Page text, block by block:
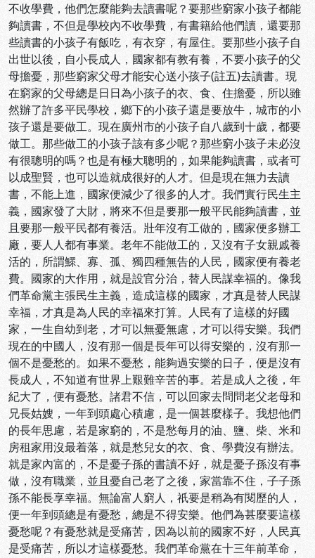
不收學費，他們怎麼能夠去讀書呢？要那些窮家小孩子都能
夠讀書，不但是學校內不收學費，有書籍給他們讀，還要那
些讀書的小孩子有飯吃，有衣穿，有屋住。要那些小孩子自
出世以後，自小長成人，國家都有教有養，不要小孩子的父
母擔憂，那些窮家父母才能安心送小孩子(註五)去讀書。現
在窮家的父母總是日日為小孩子的衣、食、住擔憂，所以雖
然辦了許多平民學校，鄉下的小孩子還是要放牛，城市的小
孩子還是要做工。現在廣州市的小孩子自八歲到十歲，都要
做工。那些做工的小孩子該有多少呢？那些窮小孩子未必沒
有很聰明的嗎？也是有極大聰明的，如果能夠讀書，或者可
以成聖賢，也可以造就成很好的人才。但是現在無力去讀
書，不能上進，國家便減少了很多的人才。我們實行民生主
義，國家發了大財，將來不但是要那一般平民能夠讀書，並
且要那一般平民都有養活。壯年沒有工做的，國家便多辦工
廠，要人人都有事業。老年不能做工的，又沒有子女親戚養
活的，所謂鰥、寡、孤、獨四種無告的人民，國家便有養老
費。國家的大作用，就是設官分治，替人民謀幸福的。像我
們革命黨主張民生主義，造成這樣的國家，才真是替人民謀
幸福，才真是為人民的幸福來打算。人民有了這樣的好國
家，一生自幼到老，才可以無憂無慮，才可以得安樂。我們
現在的中國人，沒有那一個是長年可以得安樂的，沒有那一
個不是憂愁的。如果不憂愁，能夠過安樂的日子，便是沒有
長成人，不知道有世界上艱難辛苦的事。若是成人之後，年
紀大了，便有憂愁。諸君不信，可以回家去問問老父老母和
兄長姑嫂，一年到頭處心積慮，是一個甚麼樣子。我想他們
的長年思慮，若是家窮的，不是愁每月的油、鹽、柴、米和
房租家用沒最着落，就是愁兒女的衣、食、學費沒有辦法。
就是家內富的，不是憂子孫的書讀不好，就是憂子孫沒有事
做，沒有職業，並且憂自己老了之後，家當靠不住，子子孫
孫不能長享幸福。無論富人窮人，祇要是稍為有閱歷的人，
便一年到頭總是有憂愁，總是不得安樂。他們為甚麼要這樣
憂愁呢？有憂愁就是受痛苦，因為以前的國家不好，人民真
是受痛苦，所以才這樣憂愁。我們革命黨在十三年前革命，